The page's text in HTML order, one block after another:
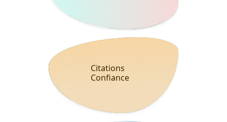
Citations
Confiance